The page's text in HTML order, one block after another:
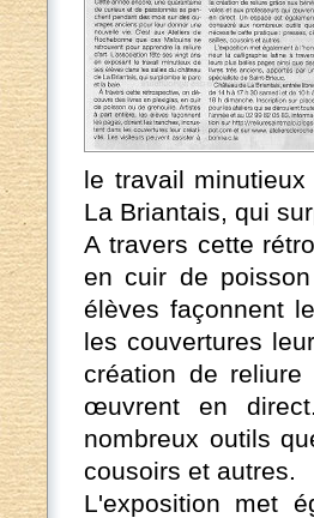
le travail
La Briantais, qui
A travers cette
en cuir de
élèves façonnent
les couvertures
création de
œuvrent en
nombreux outils
cousoirs et autres.
L'exposition met